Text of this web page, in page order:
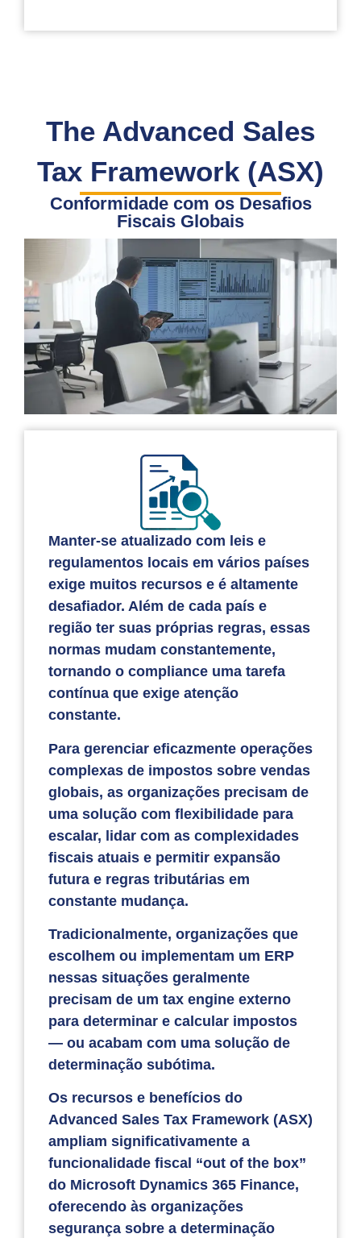
The Advanced Sales
Tax Framework (ASX)
Conformidade com os Desafios
Fiscais Globais
Manter-se atualizado com leis e
regulamentos locais em vários países
exige muitos recursos e é altamente
desafiador. Além de cada país e
região ter suas próprias regras, essas
normas mudam constantemente,
tornando o compliance uma tarefa
contínua que exige atenção
constante.
Para gerenciar eficazmente operações
complexas de impostos sobre vendas
globais, as organizações precisam de
uma solução com flexibilidade para
escalar, lidar com as complexidades
fiscais atuais e permitir expansão
futura e regras tributárias em
constante mudança.
Tradicionalmente, organizações que
escolhem ou implementam um ERP
nessas situações geralmente
precisam de um tax engine externo
para determinar e calcular impostos
— ou acabam com uma solução de
determinação subótima.
Os recursos e benefícios do
Advanced Sales Tax Framework (ASX)
ampliam significativamente a
funcionalidade fiscal “out of the box”
do Microsoft Dynamics 365 Finance,
oferecendo às organizações
segurança sobre a determinação